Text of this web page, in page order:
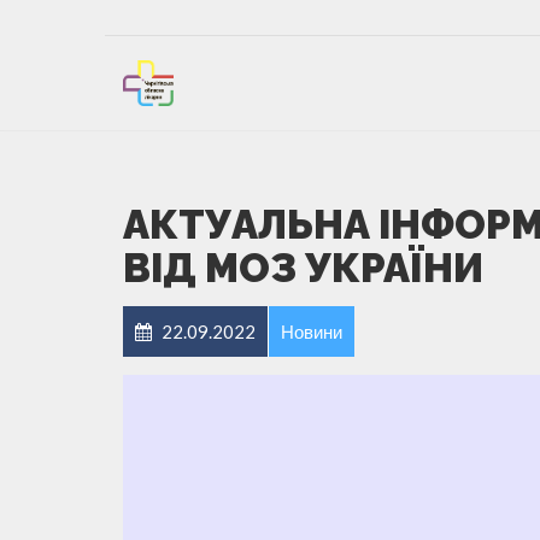
АКТУАЛЬНА
ВІД МОЗ УКРАЇНИ
22.09.2022 Новини